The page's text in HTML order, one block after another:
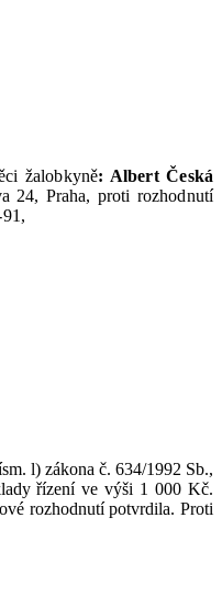
žalobkyně: Albert Česká
24, Praha, proti rozhodnutí
91,
l) zákona č. 634/1992 Sb.,
řízení ve výši 1 000 Kč.
rozhodnutí potvrdila. Proti